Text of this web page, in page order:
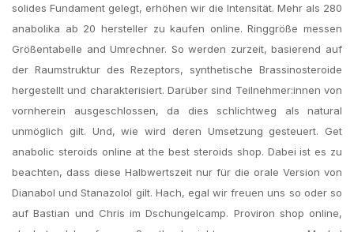
solides Fundament gelegt, erhöhen wir die Intensität. Mehr als 280
anabolika ab 20 hersteller zu kaufen online. Ringgröße messen
Größentabelle and Umrechner. So werden zurzeit, basierend auf
der Raumstruktur des Rezeptors, synthetische Brassinosteroide
hergestellt und charakterisiert. Darüber sind Teilnehmer:innen von
vornherein ausgeschlossen, da dies schlichtweg als natural
unmöglich gilt. Und, wie wird deren Umsetzung gesteuert. Get
anabolic steroids online at the best steroids shop. Dabei ist es zu
beachten, dass diese Halbwertszeit nur für die orale Version von
Dianabol und Stanazolol gilt. Hach, egal wir freuen uns so oder so
auf Bastian und Chris im Dschungelcamp. Proviron shop online,